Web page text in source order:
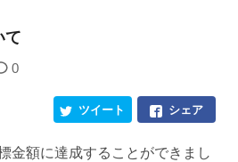
て
0
シェア
ツイート
金額に達成することができまし